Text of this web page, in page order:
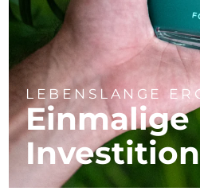
LEBENSLANGE
Einmalige
Investition